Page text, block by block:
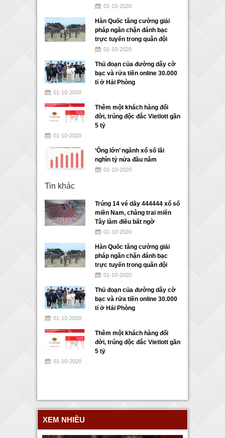
01-10-2020
Hàn Quốc tăng cường giải
pháp ngăn chặn đánh bạc
trực tuyến trong quân đội
01-10-2020
Thủ đoạn của đường dây cờ
bạc và rửa tiền online 30.000
tỉ ở Hải Phòng
01-10-2020
Thêm một khách hàng đổi
đời, trúng độc đắc Vietlott gần
5 tỷ
01-10-2020
‘Ông lớn’ ngành xổ số lãi
nghìn tỷ nửa đầu năm
01-10-2020
Tin khác
Trúng 14 vé dãy 444444 xổ số
miền Nam, chàng trai miền
Tây làm điều bất ngờ
01-10-2020
Hàn Quốc tăng cường giải
pháp ngăn chặn đánh bạc
trực tuyến trong quân đội
01-10-2020
Thủ đoạn của đường dây cờ
bạc và rửa tiền online 30.000
tỉ ở Hải Phòng
01-10-2020
Thêm một khách hàng đổi
đời, trúng độc đắc Vietlott gần
5 tỷ
01-10-2020
XEM NHIỀU